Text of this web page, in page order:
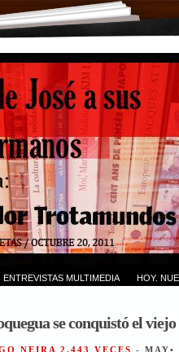
ENTREVISTAS MULTIMEDIA HOY.
se conquistó el
NEIRA 2.443 VECES - MAY•